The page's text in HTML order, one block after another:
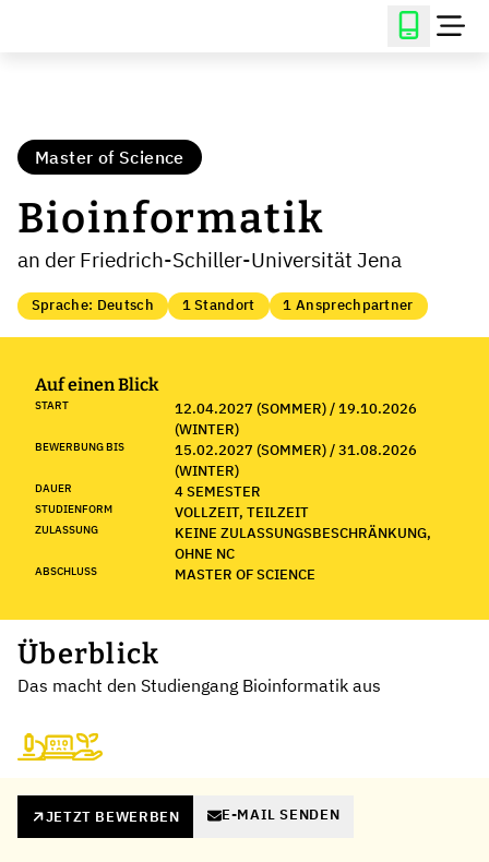
Master of Science
Bioinformatik
an der Friedrich-Schiller-Universität Jena
Sprache: Deutsch 1 Standort 1 Ansprechpartner
Auf einen Blick
START
12.04.2027 (SOMMER) / 19.10.2026
(WINTER)
BEWERBUNG BIS
15.02.2027 (SOMMER) / 31.08.2026
(WINTER)
DAUER 4 SEMESTER
STUDIENFORM VOLLZEIT, TEILZEIT
ZULASSUNG
KEINE ZULASSUNGSBESCHRÄNKUNG,
OHNE NC
ABSCHLUSS MASTER OF SCIENCE
Überblick
Das macht den Studiengang Bioinformatik aus
JETZT BEWERBEN E-MAIL SENDEN